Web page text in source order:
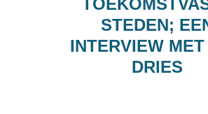
STEDEN;
INTERVIEW
DRIES